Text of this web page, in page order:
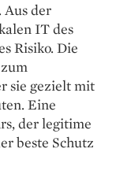
der
IT des
Risiko. Die
sie gezielt mit
Eine
der legitime
beste Schutz